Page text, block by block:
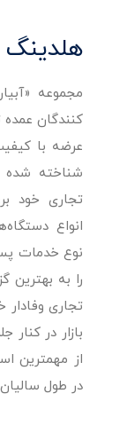
هلدینگ
مجموعه
کنندگان
عرضه با
تجاری خود
انواع
نوع خدمات
را به بهترین
تجاری وفادار
بازار در
از مهمترین
در طول